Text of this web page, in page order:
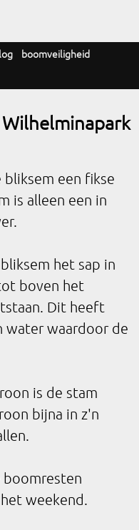
boomveiligheid
een fikse
is alleen een in
het sap in
boven het
Dit heeft
water waardoor de
is de stam
bijna in z'n
weekend.